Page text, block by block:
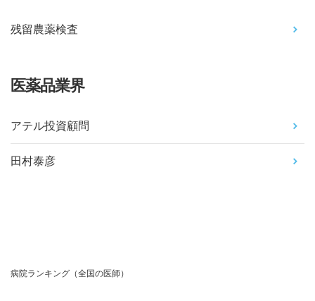
残留農薬検査
医薬品業界
アテル投資顧問
田村泰彦
病院ランキング（全国の医師）